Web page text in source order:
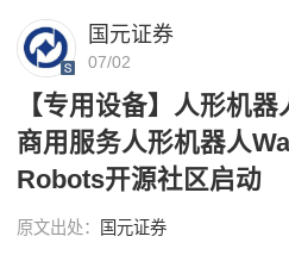
国元证券
07/02
【专用设备】人形机
商用服务人形机器人
Robots开源社区启动
原文出处： 国元证券